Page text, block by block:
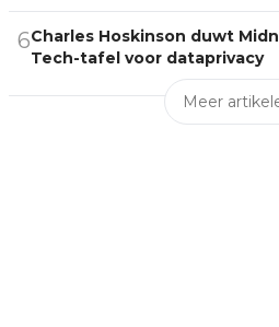
6Charles Hoskinson duwt
Tech-tafel voor dataprivacy
Meer